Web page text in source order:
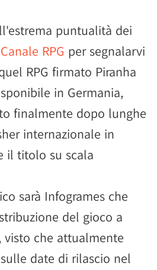
puntualità dei
Canale RPG per segnalarvi
RPG firmato Piranha
in Germania,
finalmente dopo lunghe
internazionale in
il titolo su scala
sarà Infogrames che
del gioco a
visto che attualmente
date di rilascio nel